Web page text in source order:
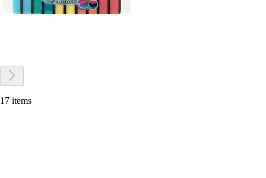
17 items